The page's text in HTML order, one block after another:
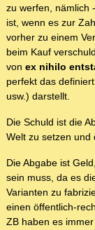
zu werfen, nämlich
ist, wenn es zur
vorher zu einem
beim Kauf
von ex nihilo
perfekt das
usw.) darstellt.
Die Schuld ist die
Welt zu setzen und
Die Abgabe ist
sein muss, da es
Varianten zu
einen öffentlich-
ZB haben es